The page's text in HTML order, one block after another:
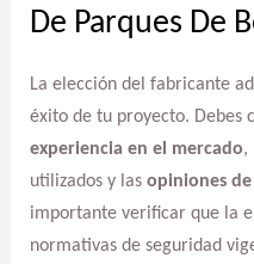
De Parques De
La elección del fabricante
éxito de tu proyecto. Debes
experiencia en el mercado,
utilizados y las opiniones
importante verificar que la
normativas de seguridad